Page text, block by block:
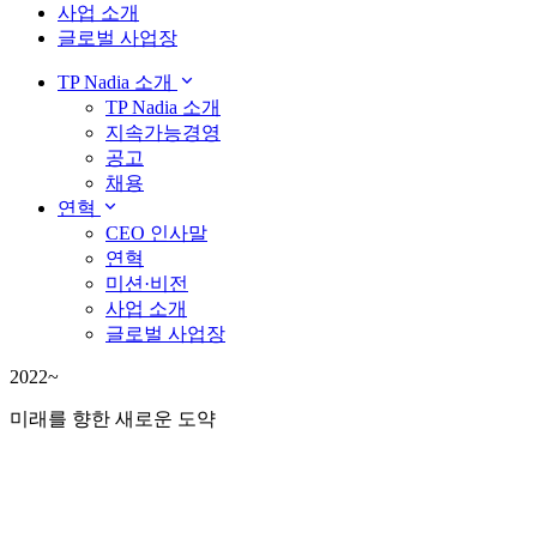
사업 소개
글로벌 사업장
TP Nadia 소개
TP Nadia 소개
지속가능경영
공고
채용
연혁
CEO 인사말
연혁
미션·비전
사업 소개
글로벌 사업장
2022~
미래를 향한 새로운 도약